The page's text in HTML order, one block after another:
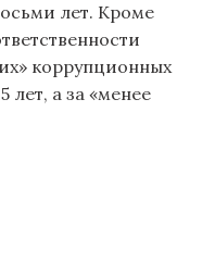
лет. Кроме
коррупционных
лет, а за «менее